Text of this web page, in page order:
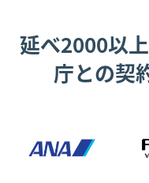
延べ2000以
庁との契